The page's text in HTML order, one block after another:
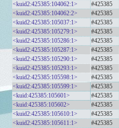
<kuid2:425385:104062:1>
#425385
<kuid2:425385:104062:2>
#425385
<kuid2:425385:105037:1>
#425385
<kuid2:425385:105279:1>
#425385
<kuid2:425385:105286:1>
#425385
<kuid2:425385:105287:1>
#425385
<kuid2:425385:105290:1>
#425385
<kuid2:425385:105293:1>
#425385
<kuid2:425385:105598:1>
#425385
<kuid2:425385:105599:1>
#425385
<kuid:425385:105601>
#425385
<kuid:425385:105602>
#425385
<kuid2:425385:105610:1>
#425385
<kuid2:425385:105611:1>
#425385